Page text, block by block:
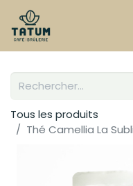
Tous les produits
Thé Camellia La